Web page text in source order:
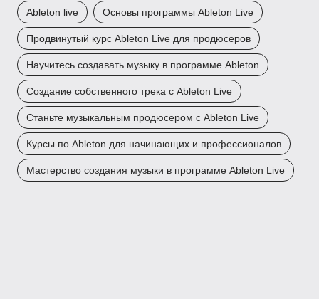
Ableton live Основы программы Ableton Live
Продвинутый курс Ableton Live для продюсеров
Научитесь создавать музыку в программе Ableton
Создание собственного трека с Ableton Live
Станьте музыкальным продюсером с Ableton Live
Курсы по Ableton для начинающих и профессионалов
Мастерство создания музыки в программе Ableton Live